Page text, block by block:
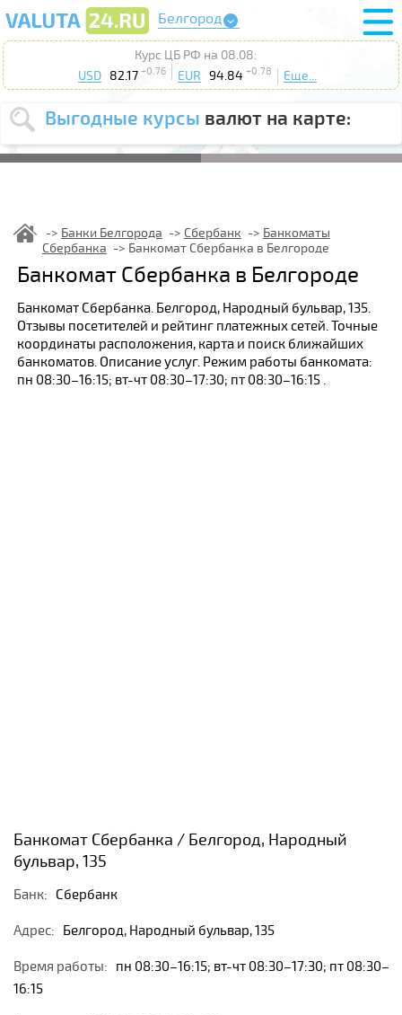
Белгород
Курс ЦБ РФ на 08.08:
USD
82.17 +0.76 EUR 94.84 +0.78 Еще...
Выгодные курсы валют на карте:
Выберите
USD EUR
курс от
Выберите
действие: Продать
Поиск
Банки Белгорода Сбербанк
Банкоматы
Сбербанка
Банкомат Сбербанка в Белгороде
Банкомат Сбербанка в Белгороде
Банкомат Сбербанка. Белгород, Народный бульвар, 135.
Отзывы посетителей и рейтинг платежных сетей. Точные
координаты расположения, карта и поиск ближайших
банкоматов. Описание услуг. Режим работы банкомата:
пн 08:30–16:15; вт-чт 08:30–17:30; пт 08:30–16:15 .
Банкомат Сбербанка / Белгород, Народный
бульвар, 135
Банк: Сбербанк
Адрес: Белгород, Народный бульвар, 135
Время работы:
пн 08:30–16:15; вт-чт 08:30–17:30; пт 08:30–
16:15